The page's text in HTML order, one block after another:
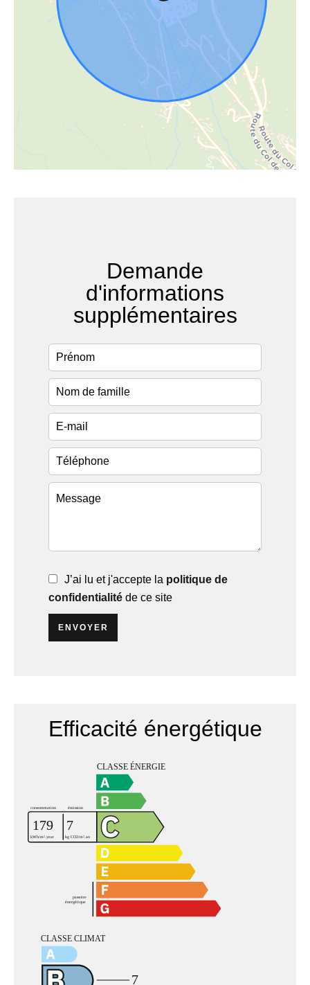
Demande
d'informations
supplémentaires
J’ai lu et j'accepte la politique de
confidentialité de ce site
ENVOYER
Efficacité énergétique